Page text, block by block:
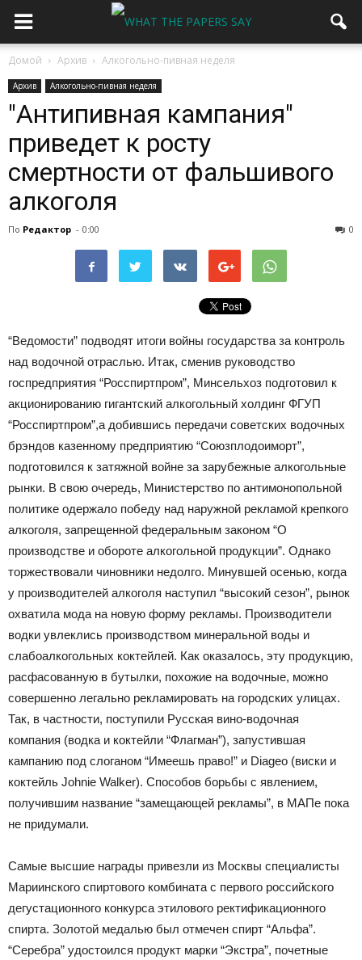
Домой Архив Алкогольно-пивная неделя
Архив Алкогольно-пивная неделя
"Антипивная кампания"
приведет к росту
смертности от фальшивого
алкоголя
По Редактор - 0:00 0
“Ведомости” подводят итоги войны государства за контроль
над водочной отраслью. Итак, сменив руководство
госпредприятия “Росспиртпром”, Минсельхоз подготовил к
акционированию гигантский алкогольный холдинг ФГУП
“Росспиртпром”,а добившись передачи советских водочных
брэндов казенному предприятию “Союзплодоиморт”,
подготовился к затяжной войне за зарубежные алкогольные
рынки. В свою очередь, Министерство по антимонопольной
политике одержало победу над наружной рекламой крепкого
алкоголя, запрещенной федеральным законом “О
производстве и обороте алкогольной продукции”. Однако
торжествовали чиновники недолго. Минувшей осенью, когда
у производителей алкоголя наступил “высокий сезон”, рынок
охватила мода на новую форму рекламы. Производители
водки увлеклись производством минеральной воды и
слабоалкогольных коктейлей. Как оказалось, эту продукцию,
расфасованную в бутылки, похожие на водочные, можно
совершенно легально рекламировать на городских улицах.
Так, в частности, поступили Русская вино-водочная
компания (водка и коктейли “Флагман”), запустившая
кампанию под слоганом “Имеешь право!” и Diageo (виски и
коктейль Johnie Walker). Способов борьбы с явлением,
получившим название “замещающей рекламы”, в МАПе пока
не придумали.
Самые высшие награды привезли из Москвы специалисты
Мариинского спиртового комбината с первого российского
дегустационного конкурса этилового ректификационного
спирта. Золотой медалью был отмечен спирт “Альфа”.
“Серебра” удостоился продукт марки “Экстра”, почетные